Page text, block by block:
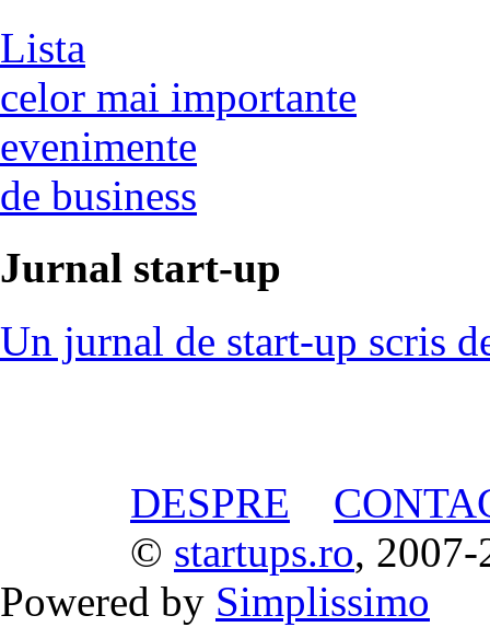
Lista
celor mai importante
evenimente
de business
Jurnal start-up
Un jurnal de start-up scris
DESPRE
© startups.ro, 2007-
Powered by Simplissimo